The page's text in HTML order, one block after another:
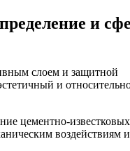
и
слоем и защитной
и
цементно-
воздействиям и